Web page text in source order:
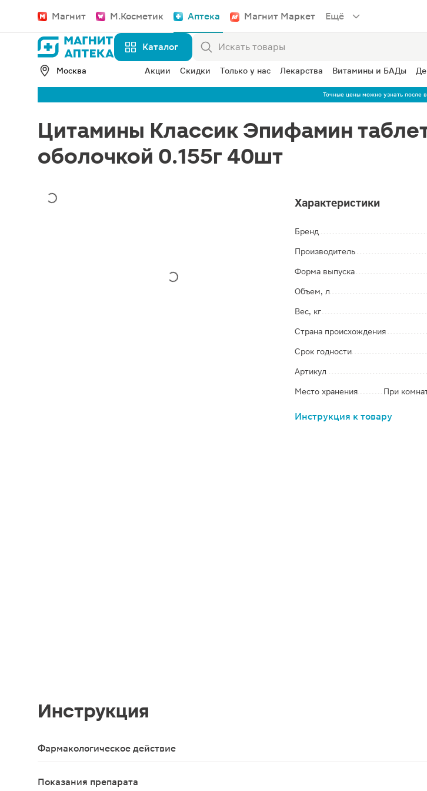
Магнит М.Косметик Аптека Магнит Маркет Ещё
Каталог
Москва Акции Скидки Только у нас Лекарства Витамины и БАДы
Точные цены можно узнать после
Цитамины Классик Эпифамин
оболочкой 0.155г 40шт
Характеристики
Бренд
Производитель
Форма выпуска
Объем, л
Вес, кг
Страна происхождения
Срок годности
Артикул
Место хранения При
Инструкция к товару
Инструкция
Фармакологическое действие
Действие полипептидных биорегуляторов основано на их свойстве ткане- и
Показания препарата